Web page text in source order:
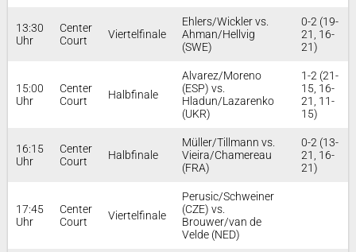
13:30
Uhr
Center
Court
Viertelfinale
Ehlers/Wickler vs.
Ahman/Hellvig
(SWE)
0-2 (19-
21, 16-
21)
15:00
Uhr
Center
Court
Halbfinale
Alvarez/Moreno
(ESP) vs.
Hladun/Lazarenko
(UKR)
1-2 (21-
15, 16-
21, 11-
15)
16:15
Uhr
Center
Court
Halbfinale
Müller/Tillmann vs.
Vieira/Chamereau
(FRA)
0-2 (13-
21, 16-
21)
17:45
Uhr
Center
Court
Viertelfinale
Perusic/Schweiner
(CZE) vs.
Brouwer/van de
Velde (NED)